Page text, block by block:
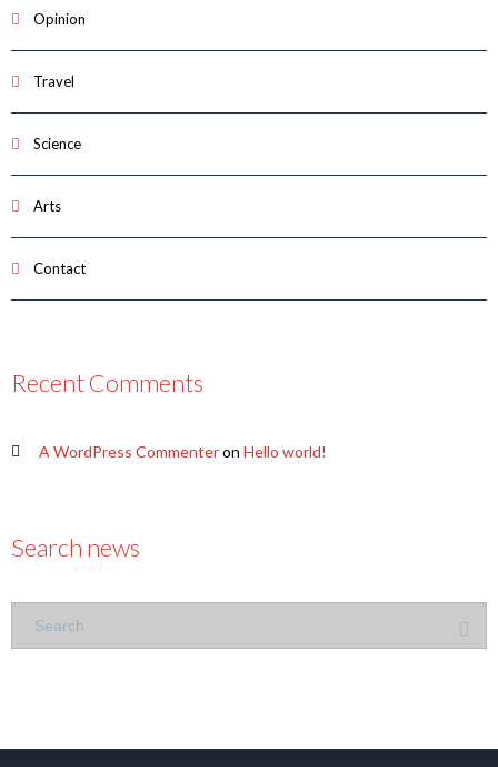
Opinion
Travel
Science
Arts
Contact
Recent Comments
A WordPress Commenteron Hello world!
Search news